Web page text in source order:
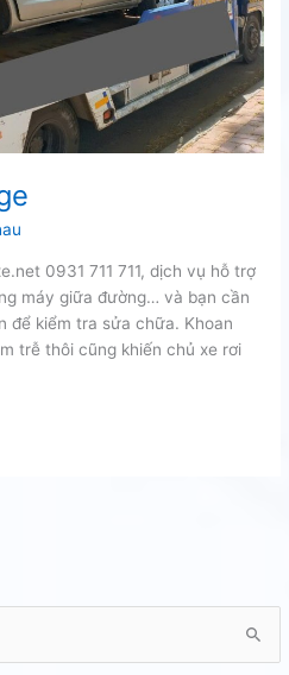
0931 711 711, dịch vụ hỗ trợ
máy giữa đường… và bạn cần
để kiểm tra sửa chữa. Khoan
trễ thôi cũng khiến chủ xe rơi